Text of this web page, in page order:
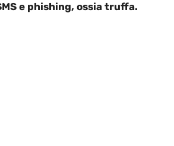
e phishing, ossia truffa.